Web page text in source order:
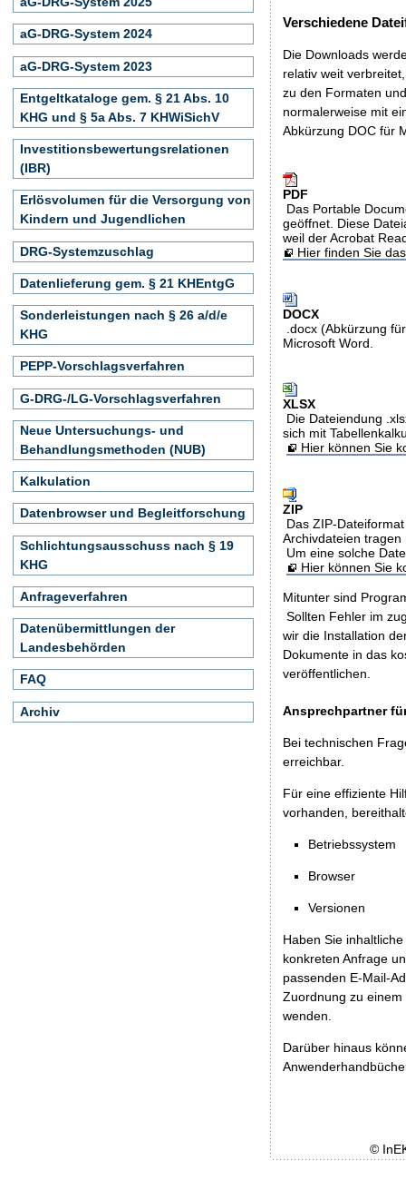
Verschiedene
Die Downloads
relativ weit
zu den Formaten
normalerweise mit
Abkürzung DOC für
PDF
Das Portable
geöffnet. Diese
weil der Acrobat
Hier finden Sie
DOCX
.docx (Abkürzung
Microsoft Word.
XLSX
Die Dateiendung
sich mit
Hier können Sie
ZIP
Das ZIP-
Archivdateien
Um eine solche
Hier können Sie
Mitunter sind
Sollten Fehler im
wir die Installation
Dokumente in das
veröffentlichen.
Ansprechpartner
Bei technischen
erreichbar.
Für eine effiziente
vorhanden,
Betriebssystem
Browser
Versionen
Haben Sie
konkreten Anfrage
passenden E-Mail-
Zuordnung zu
wenden.
Darüber hinaus
aG-DRG-System 2024
aG-DRG-System 2023
Entgeltkataloge gem. § 21 Abs. 10
KHG und § 5a Abs. 7 KHWiSichV
Investitionsbewertungsrelationen
(IBR)
Erlösvolumen für die Versorgung von
Kindern und Jugendlichen
DRG-Systemzuschlag
Datenlieferung gem. § 21 KHEntgG
Sonderleistungen nach § 26 a/d/e
KHG
PEPP-Vorschlagsverfahren
G-DRG-/LG-Vorschlagsverfahren
Neue Untersuchungs- und
Behandlungsmethoden (NUB)
Kalkulation
Datenbrowser und Begleitforschung
Schlichtungsausschuss nach § 19
KHG
Anfrageverfahren
Datenübermittlungen der
Landesbehörden
FAQ
Archiv
©